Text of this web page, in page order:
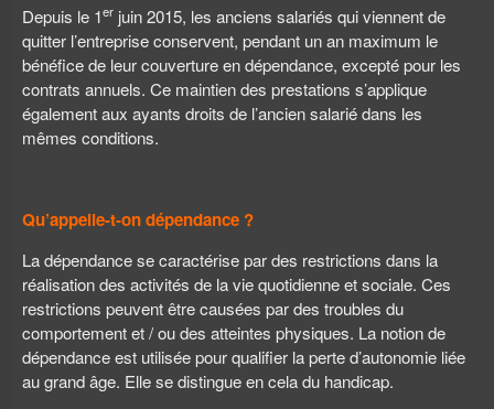
Depuis le 1er juin 2015, les anciens salariés qui viennent de
quitter l’entreprise conservent, pendant un an maximum le
bénéfice de leur couverture en dépendance, excepté pour les
contrats annuels. Ce maintien des prestations s’applique
également aux ayants droits de l’ancien salarié dans les
mêmes conditions.
Qu’appelle-t-on dépendance ?
La dépendance se caractérise par des restrictions dans la
réalisation des activités de la vie quotidienne et sociale. Ces
restrictions peuvent être causées par des troubles du
comportement et / ou des atteintes physiques. La notion de
dépendance est utilisée pour qualifier la perte d’autonomie liée
au grand âge. Elle se distingue en cela du handicap.